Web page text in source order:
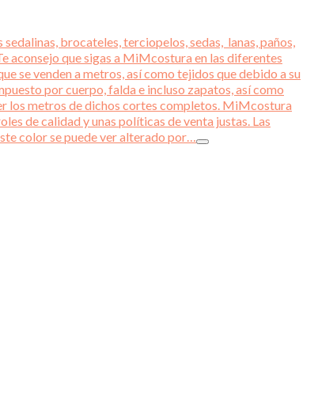
brocateles, terciopelos, sedas, lanas, paños,
aconsejo que sigas a MiMcostura en las diferentes
se venden a metros, así como tejidos que debido a su
por cuerpo, falda e incluso zapatos, así como
los metros de dichos cortes completos. MiMcostura
de calidad y unas políticas de venta justas. Las
color se puede ver alterado por…